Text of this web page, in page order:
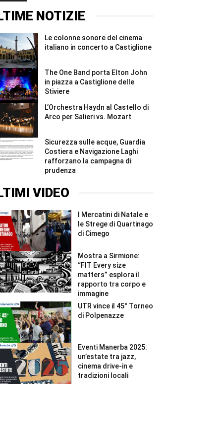
#Shorts
a
Castiglione
sul
Garda:
strutture
irregolari
e
sanzioni
...
#Shorts
NOTIZIE
Le colonne sonore del cinema
italiano in concerto a Castiglione
The One Band porta Elton John
in piazza a Castiglione delle
Stiviere
L’Orchestra Haydn al Castello di
Arco per Salieri vs. Mozart
Sicurezza sulle acque, Guardia
Costiera e Navigazione Laghi
rafforzano la campagna di
prudenza
VIDEO
I Mercatini di Natale e
le Strege di Quartinago
di Cimego
Mostra a Sirmione:
“FIT Every size
matters” esplora il
rapporto tra corpo e
immagine
UTR vince il 45° Torneo
di Polpenazze
Eventi Manerba 2025:
un’estate tra jazz,
cinema drive-in e
tradizioni locali